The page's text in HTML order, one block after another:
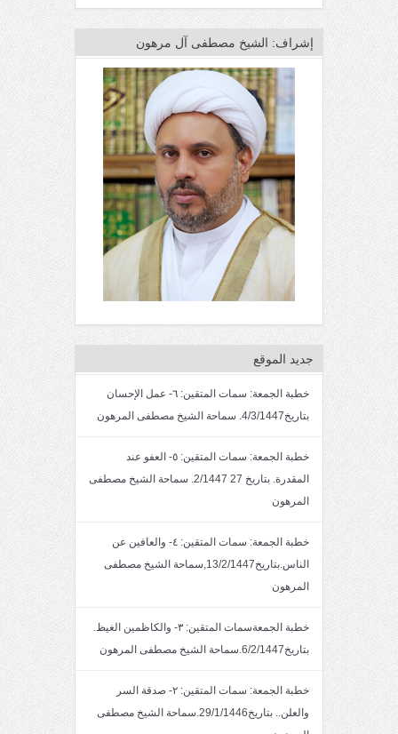
إشراف: الشيخ مصطفى آل مرهون
جديد الموقع
خطبة الجمعة: سمات المتقين: ٦- عمل الإحسان
بتاريخ4/3/1447. سماحة الشيخ مصطفى المرهون
خطبة الجمعة: سمات المتقين: ٥- العفو عند
المقدرة. بتاريخ 27 2/1447. سماحة الشيخ مصطفى
المرهون
خطبة الجمعة: سمات المتقين: ٤- والعافين عن
الناس.بتاريخ13/2/1447,سماحة الشيخ مصطفى
المرهون
خطبة الجمعةسمات المتقين: ٣- والكاظمين الغيظ.
بتاريخ6/2/1447.سماحة الشيخ مصطفى المرهون
خطبة الجمعة: سمات المتقين: ٢- صدقة السر
والعلن.. بتاريخ29/1/1446.سماحة الشيخ مصطفى